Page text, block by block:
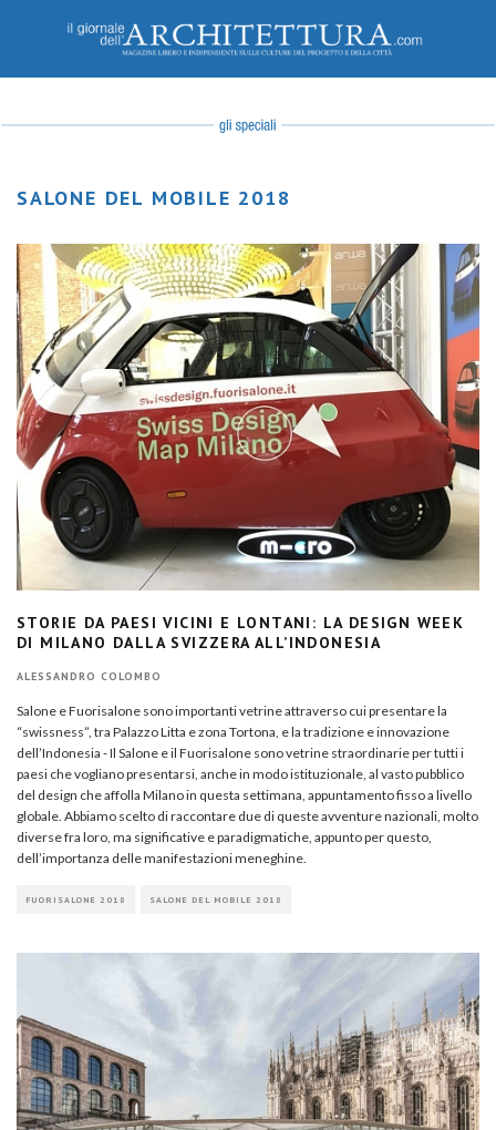
SALONE DEL MOBILE 2018
STORIE DA PAESI VICINI E LONTANI: LA DESIGN WEEK
DI MILANO DALLA SVIZZERA ALL’INDONESIA
ALESSANDRO COLOMBO
Salone e Fuorisalone sono importanti vetrine attraverso cui presentare la
“swissness”, tra Palazzo Litta e zona Tortona, e la tradizione e innovazione
dell’Indonesia - Il Salone e il Fuorisalone sono vetrine straordinarie per tutti i
paesi che vogliano presentarsi, anche in modo istituzionale, al vasto pubblico
del design che affolla Milano in questa settimana, appuntamento fisso a livello
globale. Abbiamo scelto di raccontare due di queste avventure nazionali, molto
diverse fra loro, ma significative e paradigmatiche, appunto per questo,
dell’importanza delle manifestazioni meneghine.
FUORISALONE 2018 SALONE DEL MOBILE 2018